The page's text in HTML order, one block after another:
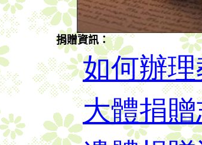
捐贈資訊：
如何辦
大體捐